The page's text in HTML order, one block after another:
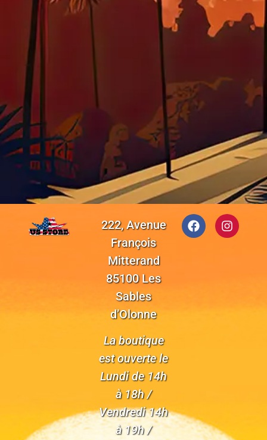
222, Avenue
François
Mitterand
85100 Les
Sables
d’Olonne
La boutique
est ouverte le
Lundi de 14h
à 18h /
Vendredi 14h
à 19h /